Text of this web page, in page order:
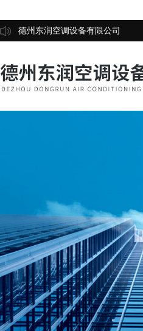
德州东润空调设备有限公司